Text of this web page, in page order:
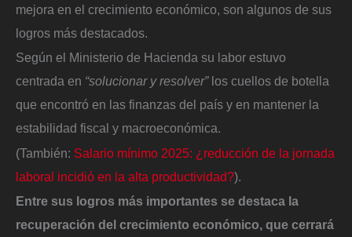
mejora en el crecimiento económico, son algunos de sus
logros más destacados.
Según el Ministerio de Hacienda su labor estuvo
centrada en “solucionar y resolver”los cuellos de botella
que encontró en las finanzas del país y en mantener la
estabilidad fiscal y macroeconómica.
(También: Salario mínimo 2025: ¿reducción de la jornada
laboral incidió en la alta productividad?).
Entre sus logros más importantes se destaca la
recuperación del crecimiento económico, que cerrará